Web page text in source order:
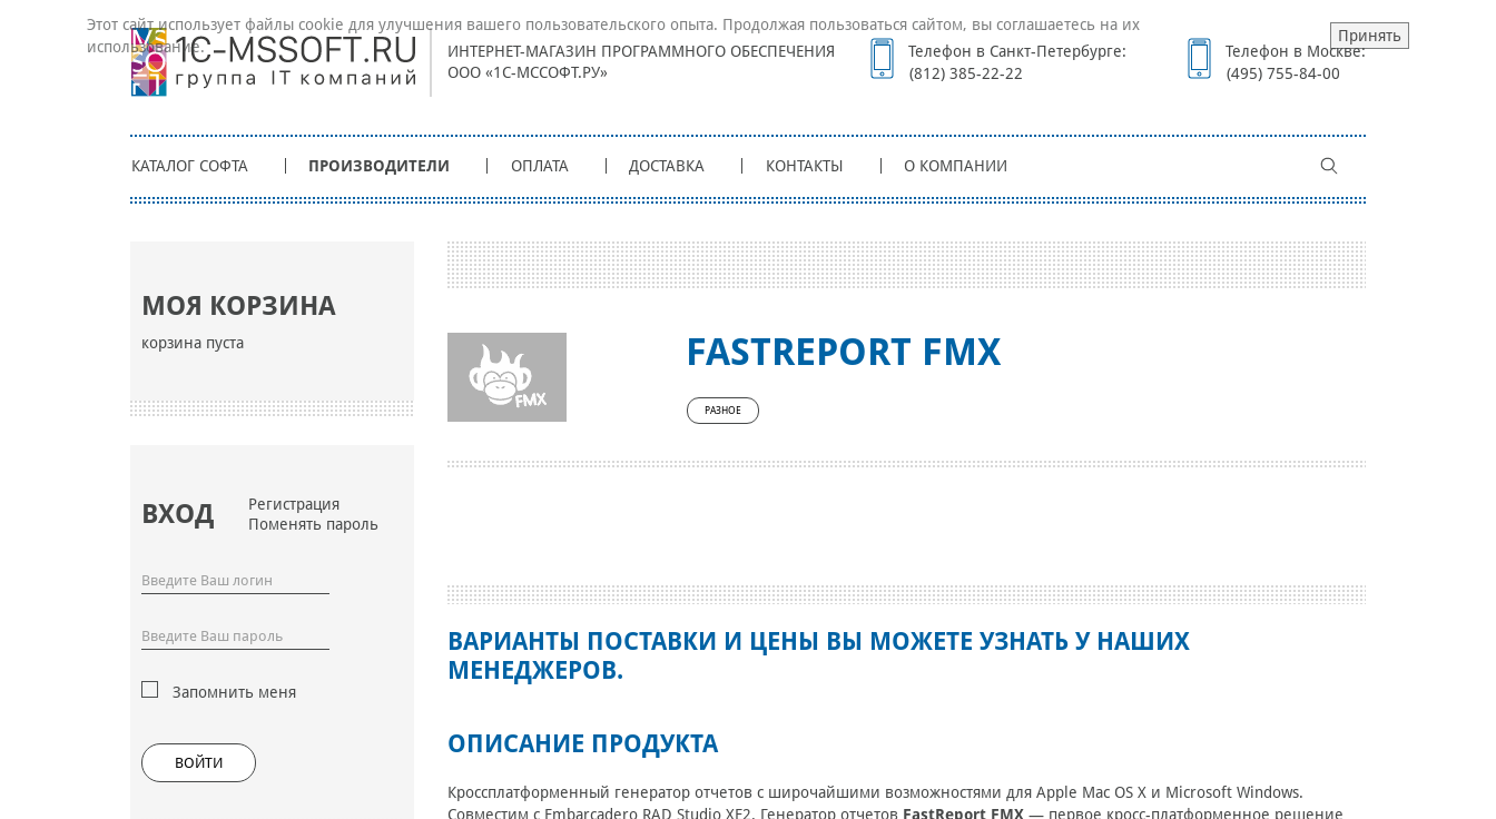
ИНТЕРНЕТ-МАГАЗИН ПРОГРАММНОГО ОБЕСПЕЧЕНИЯ
ООО «1С-МССОФТ.РУ»
Телефон в Санкт-Петербурге:
(812) 385-22-22
Телефон в Москве:
(495) 755-84-00
КАТАЛОГ СОФТА ПРОИЗВОДИТЕЛИ ОПЛАТА ДОСТАВКА КОНТАКТЫ О КОМПАНИИ
МОЯ КОРЗИНА
корзина пуста
ВХОД
Регистрация
Поменять пароль
Запомнить меня
ВОЙТИ
FASTREPORT FMX
РАЗНОЕ
ВАРИАНТЫ ПОСТАВКИ И ЦЕНЫ ВЫ МОЖЕТЕ УЗНАТЬ У НАШИХ
МЕНЕДЖЕРОВ.
ОПИСАНИЕ ПРОДУКТА
Кроссплатформенный генератор отчетов с широчайшими возможностями для Apple Mac OS X и Microsoft Windows.
Совместим с Embarcadero RAD Studio XE2. Генератор отчетов FastReport FMX — первое кросс-платформенное решение
Этот сайт использует файлы cookie для улучшения вашего пользовательского опыта. Продолжая пользоваться сайтом, вы соглашаетесь на их
использование.
Принять